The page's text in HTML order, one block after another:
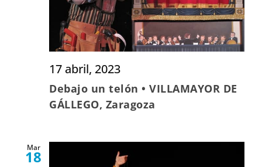
17 abril, 2023
Debajo un telón • VILLAMAYOR DE
GÁLLEGO, Zaragoza
Mar
18